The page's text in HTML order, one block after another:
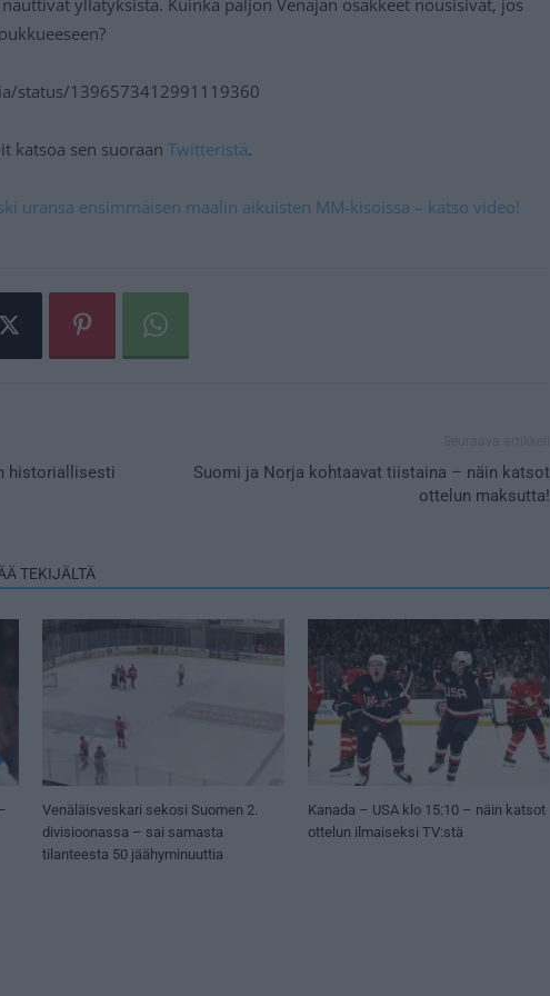
status/1396573412991119360
katsoa sen suoraan Twitteristä.
uransa ensimmäisen maalin aikuisten MM-kisoissa – katso video!
historiallisesti
Suomi ja Norja kohtaavat tiistaina – näin katsot
ottelun maksutta!
TEKIJÄLTÄ
Venäläisveskari sekosi Suomen 2.
divisioonassa – sai samasta
tilanteesta 50 jäähyminuuttia
Kanada – USA klo 15:10 – näin katsot
ottelun ilmaiseksi TV:stä